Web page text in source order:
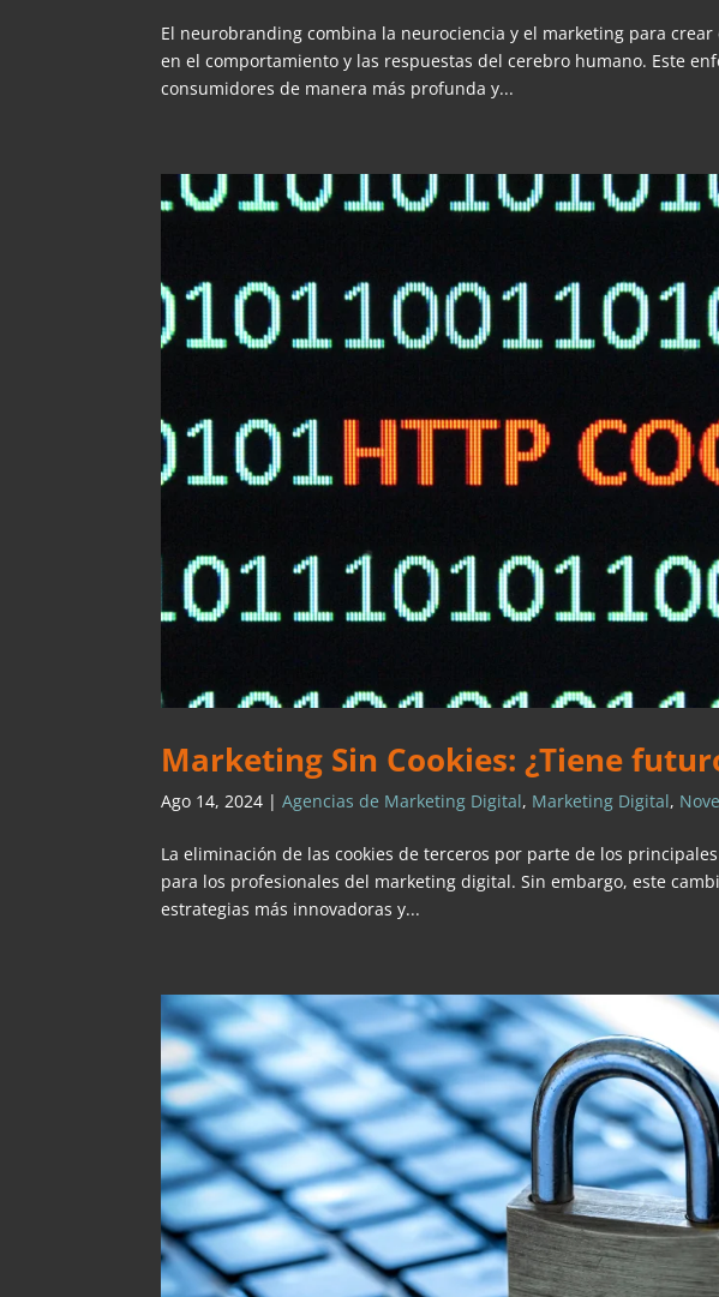
El neurobranding combina la neurociencia y el marketing para
en el comportamiento y las respuestas del cerebro humano. Este
consumidores de manera más profunda y...
Marketing Sin Cookies: ¿Tiene
Ago 14, 2024 |Agencias de Marketing Digital, Marketing Digital,
La eliminación de las cookies de terceros por parte de los
para los profesionales del marketing digital. Sin embargo, este
estrategias más innovadoras y...